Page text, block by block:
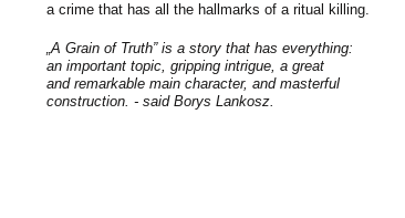
a crime that has all the hallmarks of a ritual killing.
„A Grain of Truth” is a story that has everything:
an important topic, gripping intrigue, a great
and remarkable main character, and masterful
construction. - said Borys Lankosz.